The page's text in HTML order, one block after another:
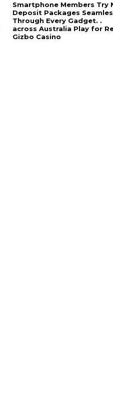
Smartphone Members Try
Deposit Packages
Through Every Gadget. .
across Australia Play for
Gizbo Casino